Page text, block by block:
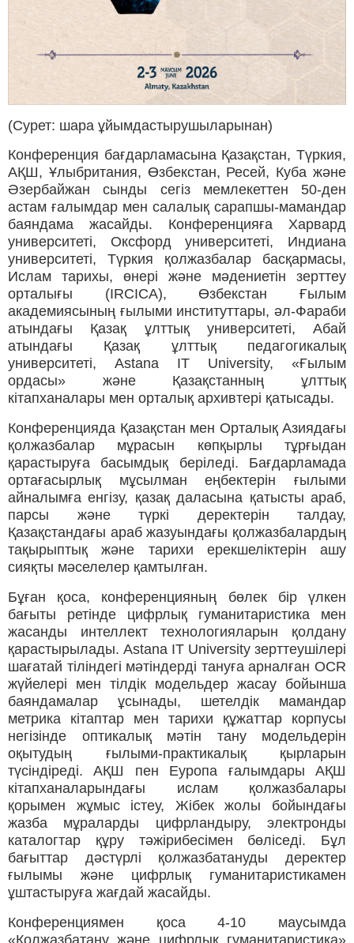
(Сурет: шара ұйымдастырушыларынан)
Конференция бағдарламасына Қазақстан, Түркия,
АҚШ, Ұлыбритания, Өзбекстан, Ресей, Куба және
Әзербайжан сынды сегіз мемлекеттен 50-ден
астам ғалымдар мен салалық сарапшы-мамандар
баяндама жасайды. Конференцияға Харвард
университеті, Оксфорд университеті, Индиана
университеті, Түркия қолжазбалар басқармасы,
Ислам тарихы, өнері және мәдениетін зерттеу
орталығы (IRCICA), Өзбекстан Ғылым
академиясының ғылыми институттары, әл-Фараби
атындағы Қазақ ұлттық университеті, Абай
атындағы Қазақ ұлттық педагогикалық
университеті, Astana IT University, «Ғылым
ордасы» және Қазақстанның ұлттық
кітапханалары мен орталық архивтері қатысады.
Конференцияда Қазақстан мен Орталық Азиядағы
қолжазбалар мұрасын көпқырлы тұрғыдан
қарастыруға басымдық беріледі. Бағдарламада
ортағасырлық мұсылман еңбектерін ғылыми
айналымға енгізу, қазақ даласына қатысты араб,
парсы және түркі деректерін талдау,
Қазақстандағы араб жазуындағы қолжазбалардың
тақырыптық және тарихи ерекшеліктерін ашу
сияқты мәселелер қамтылған.
Бұған қоса, конференцияның бөлек бір үлкен
бағыты ретінде цифрлық гуманитаристика мен
жасанды интеллект технологияларын қолдану
қарастырылады. Astana IT University зерттеушілері
шағатай тіліндегі мәтіндерді тануға арналған OCR
жүйелері мен тілдік модельдер жасау бойынша
баяндамалар ұсынады, шетелдік мамандар
метрика кітаптар мен тарихи құжаттар корпусы
негізінде оптикалық мәтін тану модельдерін
оқытудың ғылыми‑практикалық қырларын
түсіндіреді. АҚШ пен Еуропа ғалымдары АҚШ
кітапханаларындағы ислам қолжазбалары
қорымен жұмыс істеу, Жібек жолы бойындағы
жазба мұраларды цифрландыру, электронды
каталогтар құру тәжірибесімен бөліседі. Бұл
бағыттар дәстүрлі қолжазбатануды деректер
ғылымы және цифрлық гуманитаристикамен
ұштастыруға жағдай жасайды.
Конференциямен қоса 4-10 маусымда